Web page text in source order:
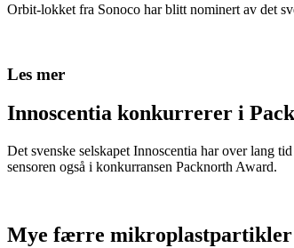
Orbit-lokket fra Sonoco har blitt nominert av det
Les mer
Innoscentia konkurrerer i
Det svenske selskapet Innoscentia har over lang
sensoren også i konkurransen Packnorth Award.
Mye færre mikroplastpartikler